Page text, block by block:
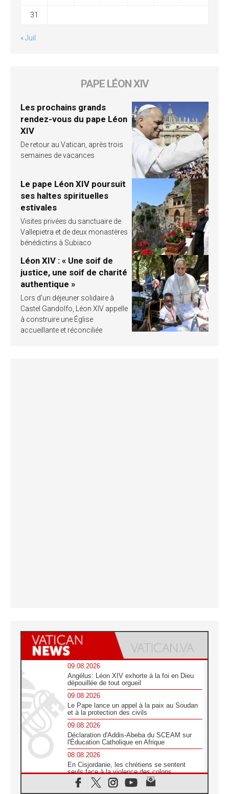
31
« Juil
PAPE LÉON XIV
Les prochains grands
rendez-vous du pape Léon
XIV
De retour au Vatican, après trois
semaines de vacances
Le pape Léon XIV poursuit
ses haltes spirituelles
estivales
Visites privées du sanctuaire de
Vallepietra et de deux monastères
bénédictins à Subiaco
Léon XIV : « Une soif de
justice, une soif de charité
authentique »
Lors d’un déjeuner solidaire à
Castel Gandolfo, Léon XIV appelle
à construire une Église
accueillante et réconciliée
09.08.2026
Angélus: Léon XIV exhorte à la foi en Dieu
dépouillée de tout orgueil
09.08.2026
Le Pape lance un appel à la paix au Soudan
et à la protection des civils
09.08.2026
Déclaration d'Addis-Abeba du SCEAM sur
l'Éducation Catholique en Afrique
08.08.2026
En Cisjordanie, les chrétiens se sentent
seuls face à la violence des colons
08.08.2026